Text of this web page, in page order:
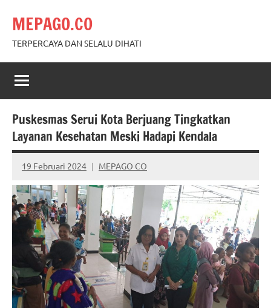
content
MEPAGO.CO
TERPERCAYA DAN SELALU DIHATI
Puskesmas Serui Kota Berjuang Tingkatkan
Layanan Kesehatan Meski Hadapi Kendala
19 Februari 2024 MEPAGO CO
No
comments